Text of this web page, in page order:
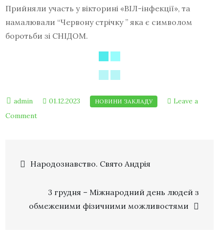
Прийняли участь у вікторині «ВІЛ-інфекції», та
намалювали “Червону стрічку ” яка є символом
боротьби зі СНІДОМ.
01.12.2023
Leave a
Comment
Народознавство. Свято Андрія
3 грудня – Міжнародний день людей з
обмеженими фізичними можливостями